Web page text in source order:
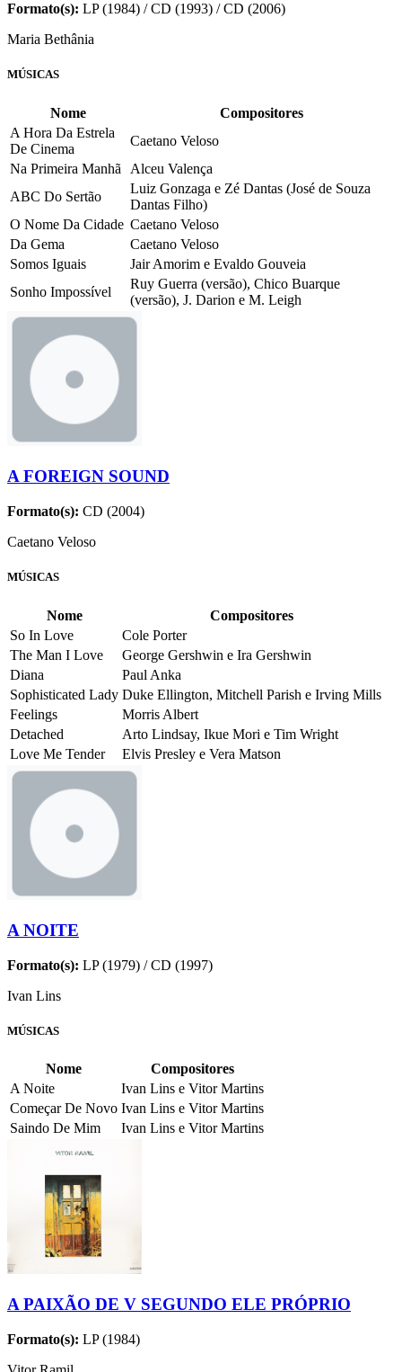
Formato(s): LP (1984) / CD (1993) / CD (2006)
Maria Bethânia
MÚSICAS
Nome
Compositores
A Hora Da Estrela
De Cinema
Caetano Veloso
Na Primeira Manhã
Alceu Valença
ABC Do Sertão
Luiz Gonzaga e Zé Dantas (José de Souza
Dantas Filho)
O Nome Da Cidade Caetano Veloso
Da Gema
Caetano Veloso
Somos Iguais
Jair Amorim e Evaldo Gouveia
Sonho Impossível
Ruy Guerra (versão), Chico Buarque
(versão), J. Darion e M. Leigh
A FOREIGN SOUND
Formato(s): CD (2004)
Caetano Veloso
MÚSICAS
Nome
Compositores
So In Love
Cole Porter
The Man I Love
George Gershwin e Ira Gershwin
Diana
Paul Anka
Sophisticated Lady Duke Ellington, Mitchell Parish e Irving Mills
Feelings
Morris Albert
Detached
Arto Lindsay, Ikue Mori e Tim Wright
Love Me Tender
Elvis Presley e Vera Matson
A NOITE
Formato(s): LP (1979) / CD (1997)
Ivan Lins
MÚSICAS
Nome
Compositores
A Noite
Ivan Lins e Vitor Martins
Começar De Novo Ivan Lins e Vitor Martins
Saindo De Mim
Ivan Lins e Vitor Martins
A PAIXÃO DE V SEGUNDO ELE PRÓPRIO
Formato(s): LP (1984)